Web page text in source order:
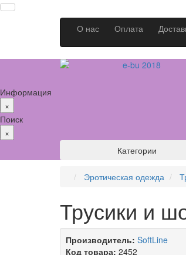
О нас Оплата
Информация
×
Поиск
×
Категории
Эротическая одежда
Трусики и
Производитель: SoftLine
Код товара: 2452